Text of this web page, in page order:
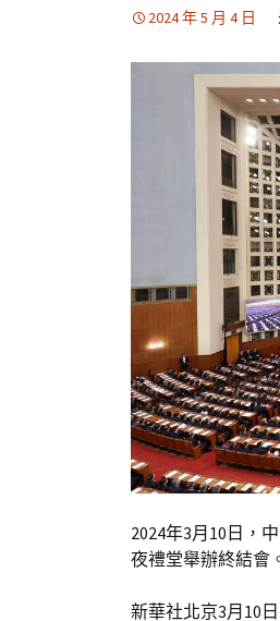
2024 年 5 月 4 日
2024年3月10日，
夜禮堂舉辦終結會
新華社北京3月10